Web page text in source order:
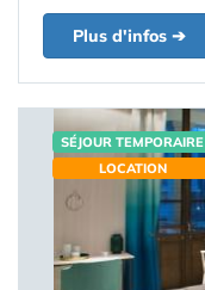
Plus d'infos ➔
SÉJOUR TEMPORAIRE
LOCATION